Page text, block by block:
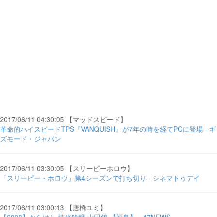
2017/06/11 04:30:05 【マッドスピード】
革命的ハイスピードTPS『VANQUISH』が7年の時を経てPCに登場 - ギ
ズモード・ジャパン
2017/06/11 03:30:05 【スリーピーホロウ】
「スリーピー・ホロウ」第4シーズンで打ち切り - シネマトゥデイ
2017/06/11 03:00:13 【唐橋ユミ】